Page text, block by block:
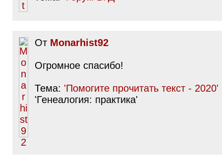
От Monarhist92
Огромное спасибо!
Тема: 'Помогите прочитать текст - 2020'
'Генеалогия: практика'